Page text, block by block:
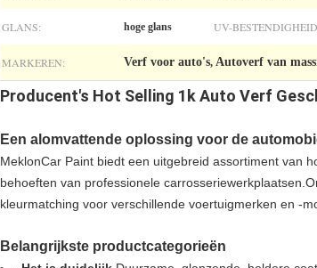
GLANS: hoge glans UV-
MARKEREN: Verf voor auto's, Autoverf van
Producent's Hot Selling 1k Auto Verf
Een alomvattende oplossing voor de
MeklonCar Paint biedt een uitgebreid assortiment van
behoeften van professionele
kleurmatching voor verschillende voertuigmerken en -
Belangrijkste productcategorieën